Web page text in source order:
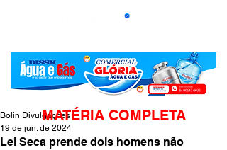
Lei Seca prende dois homens não
Bolin Divulgações
19 de jun. de 2024
MATÉRIA COMPLETA